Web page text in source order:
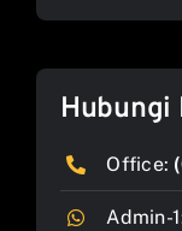
Hubungi
Office:
Admin-